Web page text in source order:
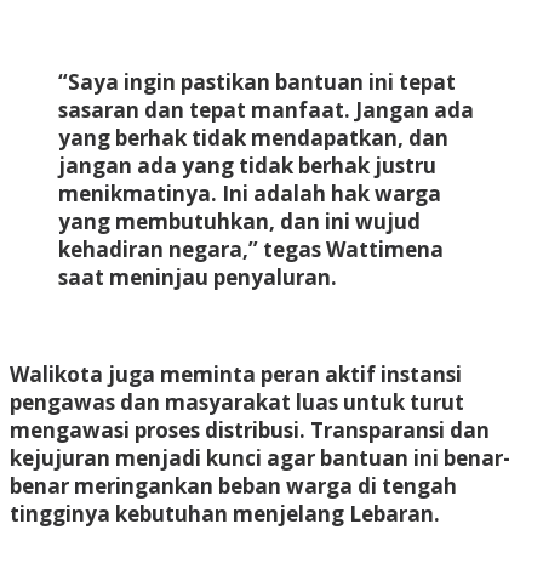
“Saya ingin pastikan bantuan ini tepat
sasaran dan tepat manfaat. Jangan ada
yang berhak tidak mendapatkan, dan
jangan ada yang tidak berhak justru
menikmatinya. Ini adalah hak warga
yang membutuhkan, dan ini wujud
kehadiran negara,” tegas Wattimena
saat meninjau penyaluran.
Walikota juga meminta peran aktif instansi
pengawas dan masyarakat luas untuk turut
mengawasi proses distribusi. Transparansi dan
kejujuran menjadi kunci agar bantuan ini benar-
benar meringankan beban warga di tengah
tingginya kebutuhan menjelang Lebaran.